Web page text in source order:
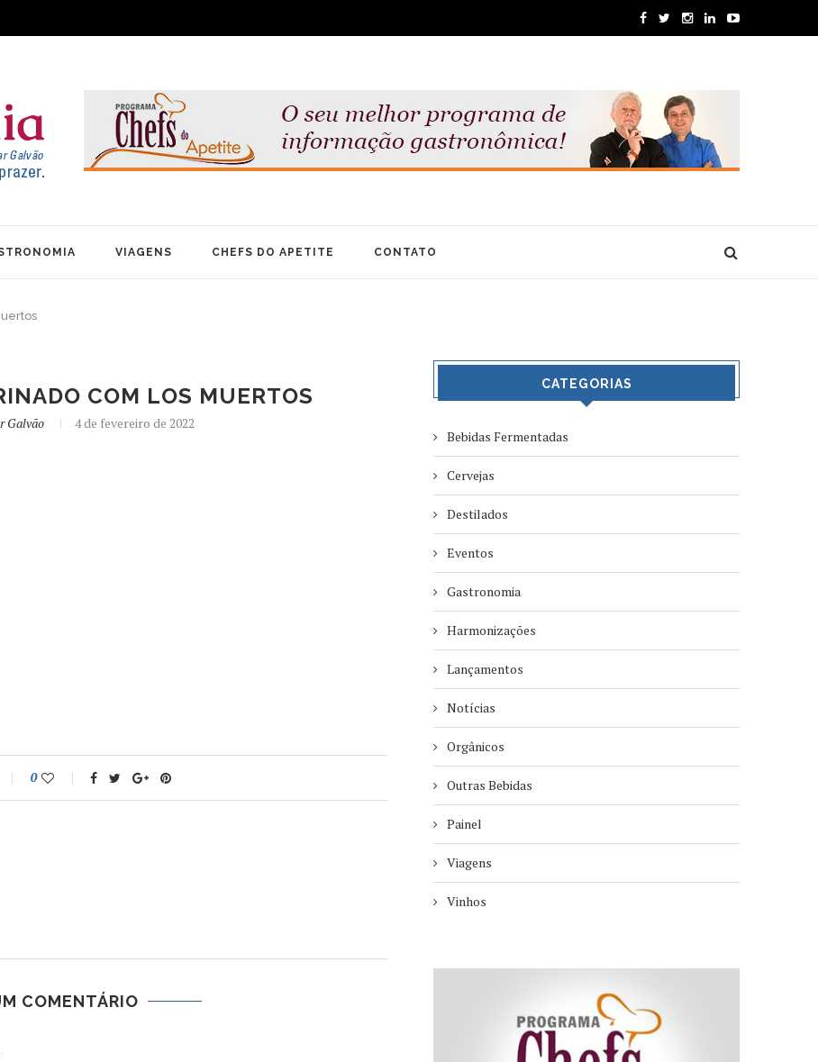
VIAGENS CHEFS DO APETITE CONTATO
COM LOS MUERTOS
Galvão 4 de fevereiro de 2022
0
COMENTÁRIO
CATEGORIAS
Bebidas Fermentadas
Cervejas
Destilados
Eventos
Gastronomia
Harmonizações
Lançamentos
Notícias
Orgânicos
Outras Bebidas
Painel
Viagens
Vinhos